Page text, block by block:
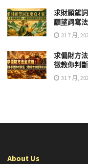
求財願望
願望詞寫
31 7 月,
求偏財方
徵教你判
31 7 月,
About Us